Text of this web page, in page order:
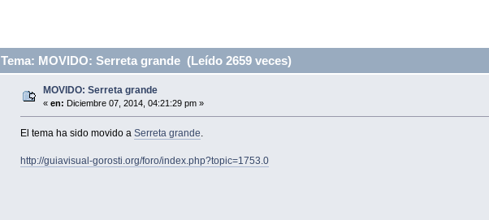
Tema: MOVIDO: Serreta grande (Leído 2659 veces)
MOVIDO: Serreta grande
«en: Diciembre 07, 2014, 04:21:29 pm »
El tema ha sido movido a Serreta grande.
http://guiavisual-gorosti.org/foro/index.php?topic=1753.0